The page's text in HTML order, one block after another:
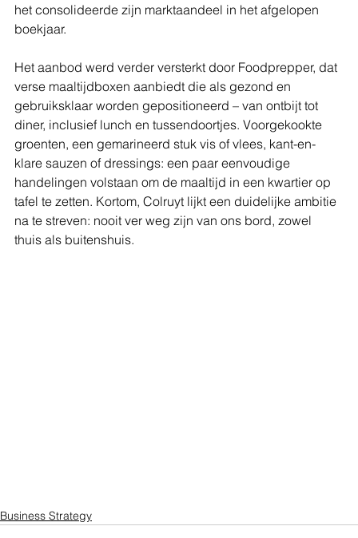
het consolideerde zijn marktaandeel in het afgelopen
boekjaar.
Het aanbod werd verder versterkt door Foodprepper, dat
verse maaltijdboxen aanbiedt die als gezond en
gebruiksklaar worden gepositioneerd – van ontbijt tot
diner, inclusief lunch en tussendoortjes. Voorgekookte
groenten, een gemarineerd stuk vis of vlees, kant-en-
klare sauzen of dressings: een paar eenvoudige
handelingen volstaan om de maaltijd in een kwartier op
tafel te zetten. Kortom, Colruyt lijkt een duidelijke ambitie
na te streven: nooit ver weg zijn van ons bord, zowel
thuis als buitenshuis.
Business Strategy